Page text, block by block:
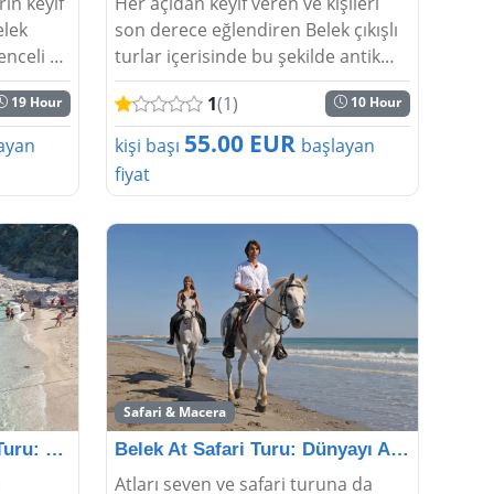
ve
sağlar.
ve
19 Hour
son derece eğlendiren Belek çıkışlı
turlar içerisinde bu şekilde antik
şehirler ve kentler de yer alır.
Antalya’da istediğiniz şekilde antik
kentlere ulaşmak ve de tar...
1(1) 10 Hour
kişi başı 55.00 EUR başlayan
fiyat
Belek'ten Suluada Tekne Turu: Türk Maldivlerini Keşf
Safari & Macera
Belek At Safari Turu: Dünyayı Atların Sırtından G
Atları seven ve safari turuna da